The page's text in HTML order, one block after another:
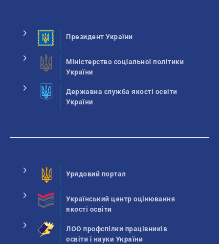
Президент України
Міністерство соціальної політики
України
Державна служба якості освіти
України
Урядовий портал
Український центр оцінювання
якості освіти
ЛОО профспілки працівників
освіти і науки України